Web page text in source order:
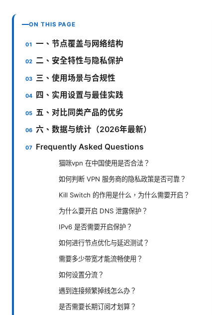
ON THIS PAGE
一、节点覆盖与网络结构
二、安全特性与隐私保护
三、使用场景与合规性
四、实用设置与最佳实践
五、对比同类产品的优劣
六、数据与统计（2026年最新）
Frequently Asked Questions
猫咪vpn 在中国使用是否合法？
如何判断 VPN 服务商的隐私政策是否可靠？
Kill Switch 的作用是什么，为什么需要开启？
为什么要开启 DNS 泄露保护？
IPv6 是否需要开启保护？
如何进行节点优化与延迟测试？
需要多少带宽才能流畅使用？
如何设置分流？
遇到连接频繁掉线怎么办？
是否需要长期订阅才划算？